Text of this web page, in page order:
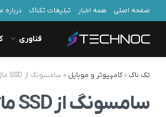
صفحه اصلی همه اخبار تبلیغات تکناک درباره
فناوری
تک ناک»کامپیوتر و موبایل » سامسونگ از SSD ماژولار با قطعات قابلیت تعویض رونمایی کرد
سامسونگ از SSD ماژولار با قطعات قابلیت تعویض رونمایی کرد